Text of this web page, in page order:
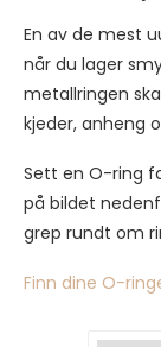
En av de mest
når du lager
metallringen
kjeder, anheng
Sett en O-ring
på bildet
grep rundt om
Finn dine O-